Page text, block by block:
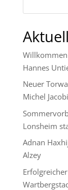
Hannes
Neuer
Michel
Lonsheim
Adnan
Alzey